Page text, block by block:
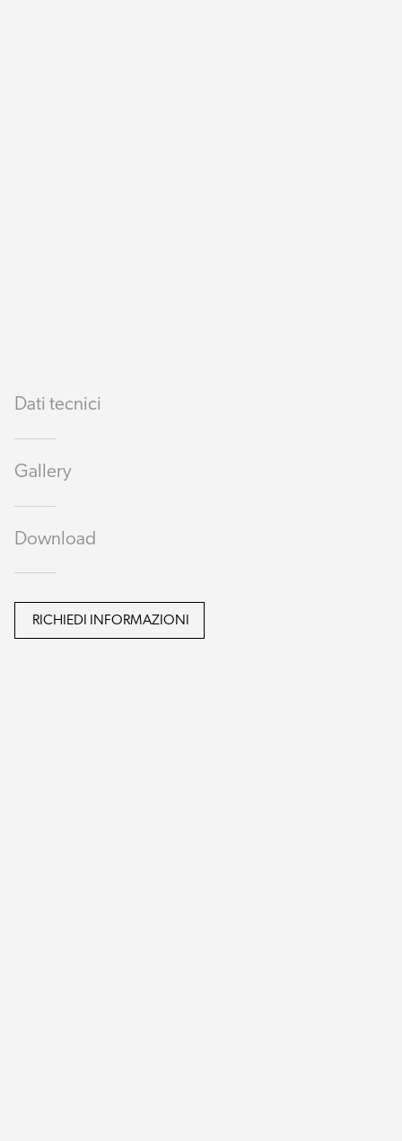
Dati tecnici
Gallery
Download
RICHIEDI INFORMAZIONI